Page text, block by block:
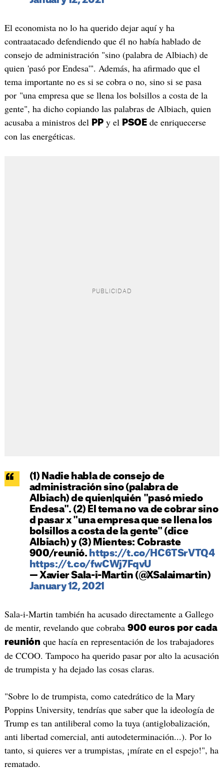
El economista no lo ha querido dejar aquí y ha
contraatacado defendiendo que él no había hablado de
consejo de administración "sino (palabra de Albiach) de
quien 'pasó por Endesa'". Además, ha afirmado que el
tema importante no es si se cobra o no, sino si se pasa
por "una empresa que se llena los bolsillos a costa de la
gente", ha dicho copiando las palabras de Albiach, quien
acusaba a ministros del PPy el PSOEde enriquecerse
con las energéticas.
(1) Nadie habla de consejo de
administración sino (palabra de
Albiach) de quien|quién "pasó miedo
Endesa". (2) El tema no va de cobrar sino
d pasar x "una empresa que se llena los
bolsillos a costa de la gente" (dice
Albiach) y (3) Mientes: Cobraste
900/reunió. https://t.co/HC6TSrVTQ4
https://t.co/fwCWj7FqvU
— Xavier Sala-i-Martin (@XSalaimartin)
January 12, 2021
Sala-i-Martin también ha acusado directamente a Gallego
de mentir, revelando que cobraba 900 euros por cada
reunión que hacía en representación de los trabajadores
de CCOO. Tampoco ha querido pasar por alto la acusación
de trumpista y ha dejado las cosas claras.
"Sobre lo de trumpista, como catedrático de la Mary
Poppins University, tendrías que saber que la ideología de
Trump es tan antiliberal como la tuya (antiglobalización,
anti libertad comercial, anti autodeterminación...). Por lo
tanto, si quieres ver a trumpistas, ¡mírate en el espejo!", ha
rematado.